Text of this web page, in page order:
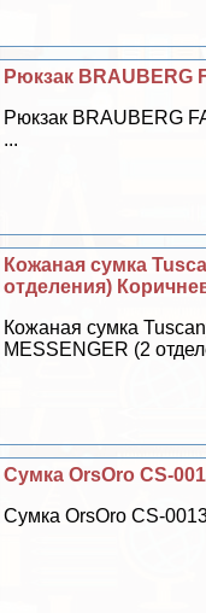
Рюкзак BRAUBERG
Рюкзак BRAUBERG
...
Кожаная сумка
отделения)
Кожаная сумка
MESSENGER (2
Сумка OrsOro CS-
Сумка OrsOro CS-